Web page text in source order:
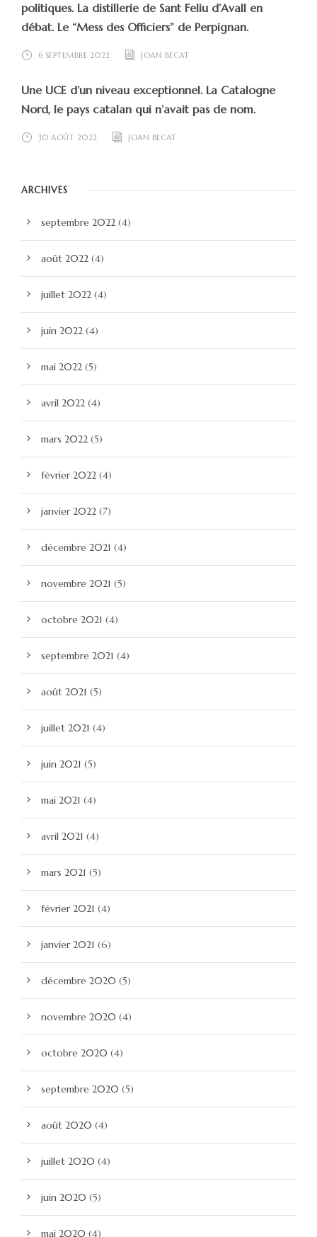
politiques. La distillerie de Sant Feliu d’Avall en
débat. Le “Mess des Officiers” de Perpignan.
6 SEPTEMBRE 2022 JOAN BECAT
Une UCE d’un niveau exceptionnel. La Catalogne
Nord, le pays catalan qui n’avait pas de nom.
30 AOÛT 2022 JOAN BECAT
ARCHIVES
septembre 2022 (4)
août 2022 (4)
juillet 2022 (4)
juin 2022 (4)
mai 2022 (5)
avril 2022 (4)
mars 2022 (5)
février 2022 (4)
janvier 2022 (7)
décembre 2021 (4)
novembre 2021 (5)
octobre 2021 (4)
septembre 2021 (4)
août 2021 (5)
juillet 2021 (4)
juin 2021 (5)
mai 2021 (4)
avril 2021 (4)
mars 2021 (5)
février 2021 (4)
janvier 2021 (6)
décembre 2020 (5)
novembre 2020 (4)
octobre 2020 (4)
septembre 2020 (5)
août 2020 (4)
juillet 2020 (4)
juin 2020 (5)
mai 2020 (4)